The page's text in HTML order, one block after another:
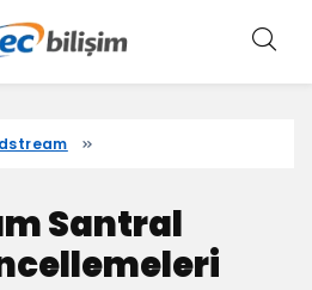
Santral